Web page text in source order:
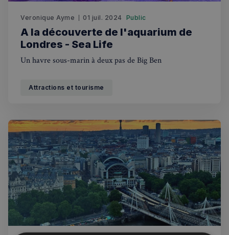
Veronique Ayme 01 juil. 2024 Public
A la découverte de l'aquarium de
Londres - Sea Life
Un havre sous-marin à deux pas de Big Ben
Attractions et tourisme